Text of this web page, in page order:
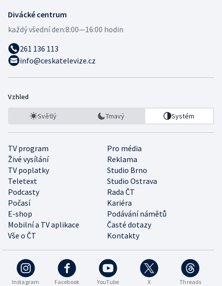
Divácké centrum
každý všední den:8:00—16:00 hodin
261 136 113
info@ceskatelevize.cz
Vzhled
Světlý Tmavý Systém
TV program
Pro média
Živé vysílání
Reklama
TV poplatky
Studio Brno
Teletext
Studio Ostrava
Podcasty
Rada ČT
Počasí
Kariéra
E-shop
Podávání námětů
Mobilní a TV aplikace
Časté dotazy
Vše o ČT
Kontakty
Instagram Facebook YouTube X Threads